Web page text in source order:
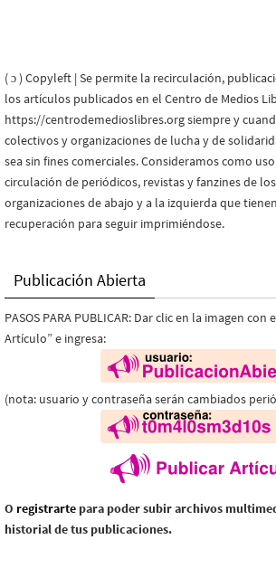
( ɔ ) Copyleft | Se permite la recirculación,
los artículos publicados en el Centro de Medios
https://centrodemedioslibres.org siempre y
colectivos y organizaciones de lucha y de
sea sin fines comerciales. Consideramos como
circulación de periódicos, revistas y fanzines de
organizaciones de abajo y a la izquierda que
recuperación para seguir imprimiéndose.
Publicación Abierta
PASOS PARA PUBLICAR: Dar clic en la imagen
Artículo” e ingresa:
(nota: usuario y contraseña serán cambiados
O registrarte para poder subir archivos
historial de tus publicaciones.